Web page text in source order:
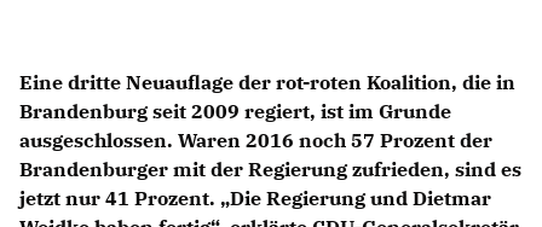
Eine dritte Neuauflage der rot-roten Koalition, die in
Brandenburg seit 2009 regiert, ist im Grunde
ausgeschlossen. Waren 2016 noch 57 Prozent der
Brandenburger mit der Regierung zufrieden, sind es
jetzt nur 41 Prozent. „Die Regierung und Dietmar